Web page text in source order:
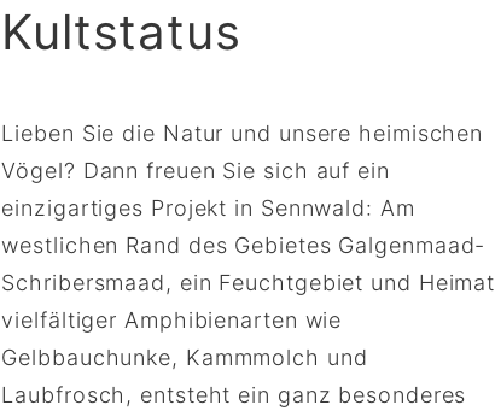
Kultstatus
Lieben Sie die Natur und unsere heimischen
Vögel? Dann freuen Sie sich auf ein
einzigartiges Projekt in Sennwald: Am
westlichen Rand des Gebietes Galgenmaad-
Schribersmaad, ein Feuchtgebiet und Heimat
vielfältiger Amphibienarten wie
Gelbbauchunke, Kammmolch und
Laubfrosch, entsteht ein ganz besonderes